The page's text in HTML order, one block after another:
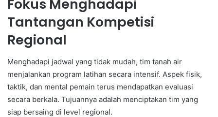
Fokus Menghadapi
Tantangan Kompetisi
Regional
Menghadapi jadwal yang tidak mudah, tim tanah air
menjalankan program latihan secara intensif. Aspek fisik,
taktik, dan mental pemain terus mendapatkan evaluasi
secara berkala. Tujuannya adalah menciptakan tim yang
siap bersaing di level regional.